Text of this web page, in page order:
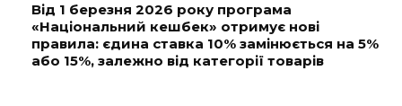
Від 1 березня 2026 року програма
«Національний кешбек» отримує нові
правила: єдина ставка 10% замінюється на 5%
або 15%, залежно від категорії товарів